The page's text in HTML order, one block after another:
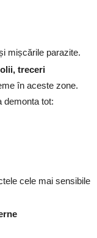
mișcările parazite.
treceri
în aceste zone.
demonta tot:
cele mai sensibile